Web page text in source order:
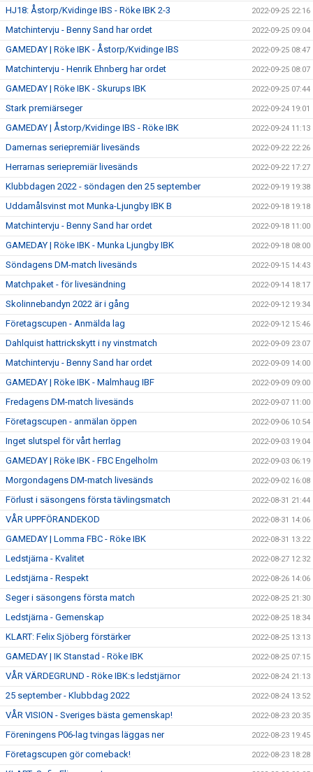
HJ18: Åstorp/Kvidinge IBS - Röke IBK 2-3 2022-09-25 22:16
Matchintervju - Benny Sand har ordet 2022-09-25 09:04
GAMEDAY | Röke IBK - Åstorp/Kvidinge IBS 2022-09-25 08:47
Matchintervju - Henrik Ehnberg har ordet 2022-09-25 08:07
GAMEDAY | Röke IBK - Skurups IBK 2022-09-25 07:44
Stark premiärseger 2022-09-24 19:01
GAMEDAY | Åstorp/Kvidinge IBS - Röke IBK 2022-09-24 11:13
Damernas seriepremiär livesänds 2022-09-22 22:26
Herrarnas seriepremiär livesänds 2022-09-22 17:27
Klubbdagen 2022 - söndagen den 25 september 2022-09-19 19:38
Uddamålsvinst mot Munka-Ljungby IBK B 2022-09-18 19:18
Matchintervju - Benny Sand har ordet 2022-09-18 11:00
GAMEDAY | Röke IBK - Munka Ljungby IBK 2022-09-18 08:00
Söndagens DM-match livesänds 2022-09-15 14:43
Matchpaket - för livesändning 2022-09-14 18:17
Skolinnebandyn 2022 är i gång 2022-09-12 19:34
Företagscupen - Anmälda lag 2022-09-12 15:46
Dahlquist hattrickskytt i ny vinstmatch 2022-09-09 23:07
Matchintervju - Benny Sand har ordet 2022-09-09 14:00
GAMEDAY | Röke IBK - Malmhaug IBF 2022-09-09 09:00
Fredagens DM-match livesänds 2022-09-07 11:00
Företagscupen - anmälan öppen 2022-09-06 10:54
Inget slutspel för vårt herrlag 2022-09-03 19:04
GAMEDAY | Röke IBK - FBC Engelholm 2022-09-03 06:19
Morgondagens DM-match livesänds 2022-09-02 16:08
Förlust i säsongens första tävlingsmatch 2022-08-31 21:44
VÅR UPPFÖRANDEKOD 2022-08-31 14:06
GAMEDAY | Lomma FBC - Röke IBK 2022-08-31 13:22
Ledstjärna - Kvalitet 2022-08-27 12:32
Ledstjärna - Respekt 2022-08-26 14:06
Seger i säsongens första match 2022-08-25 21:30
Ledstjärna - Gemenskap 2022-08-25 18:34
KLART: Felix Sjöberg förstärker 2022-08-25 13:13
GAMEDAY | IK Stanstad - Röke IBK 2022-08-25 07:15
VÅR VÄRDEGRUND - Röke IBK:s ledstjärnor 2022-08-24 21:13
25 september - Klubbdag 2022 2022-08-24 13:52
VÅR VISION - Sveriges bästa gemenskap! 2022-08-23 20:35
Föreningens P06-lag tvingas läggas ner 2022-08-23 19:45
Företagscupen gör comeback! 2022-08-23 18:28